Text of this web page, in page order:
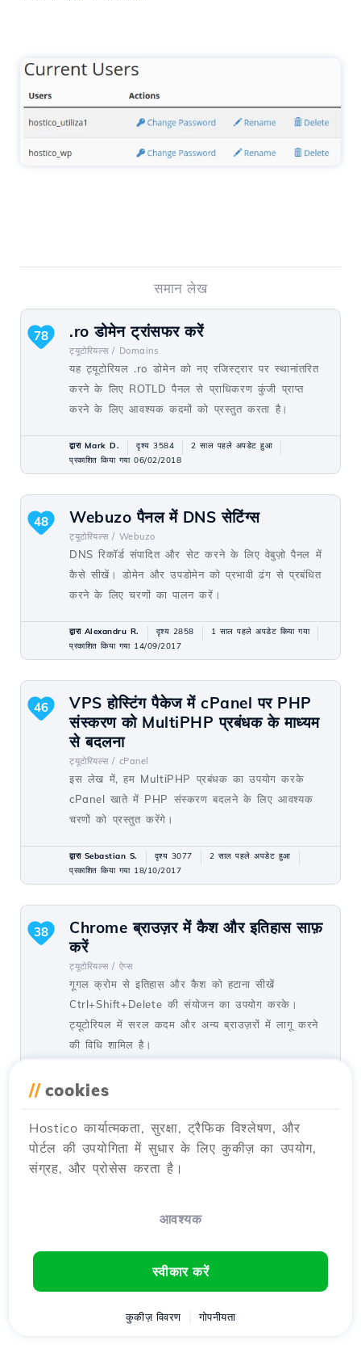
समान लेख
.ro डोमेन ट्रांसफर करें
ट्यूटोरियल्स / Domains
यह ट्यूटोरियल .ro डोमेन को नए रजिस्ट्रार पर स्थानांतरित
करने के लिए ROTLD पैनल से प्राधिकरण कुंजी प्राप्त
करने के लिए आवश्यक कदमों को प्रस्तुत करता है।
78
द्वारा Mark D. दृश्य 3584
2 साल पहले अपडेट हुआ
प्रकाशित किया गया 06/02/2018
Webuzo पैनल में DNS सेटिंग्स
ट्यूटोरियल्स / Webuzo
DNS रिकॉर्ड संपादित और सेट करने के लिए वेबुज़ो पैनल में
कैसे सीखें। डोमेन और उपडोमेन को प्रभावी ढंग से प्रबंधित
करने के लिए चरणों का पालन करें।
48
द्वारा Alexandru R. दृश्य 2858
1 साल पहले अपडेट किया गया
प्रकाशित किया गया 14/09/2017
VPS होस्टिंग पैकेज में cPanel पर PHP
संस्करण को MultiPHP प्रबंधक के माध्यम
से बदलना
ट्यूटोरियल्स / cPanel
इस लेख में, हम MultiPHP प्रबंधक का उपयोग करके
cPanel खाते में PHP संस्करण बदलने के लिए आवश्यक
चरणों को प्रस्तुत करेंगे।
46
द्वारा Sebastian S. दृश्य 3077
2 साल पहले अपडेट हुआ
प्रकाशित किया गया 18/10/2017
Chrome ब्राउज़र में कैश और इतिहास साफ़
करें
ट्यूटोरियल्स / ऐप्स
गूगल क्रोम से इतिहास और कैश को हटाना सीखें
Ctrl+Shift+Delete की संयोजन का उपयोग करके।
ट्यूटोरियल में सरल कदम और अन्य ब्राउज़रों में लागू करने
की विधि शामिल है।
38
द्वारा Florin P.
प्रकाशित किया गया 08/01/2018
होस्टिको सर्वर से आईपी को अनब्लॉक करना
ट्यूटोरियल्स / डेव
32
दृश्य 1548
1 साल पहले अपडेट किया गया
// cookies
Hostico कार्यात्मकता, सुरक्षा, ट्रैफिक विश्लेषण, और
पोर्टल की उपयोगिता में सुधार के लिए कुकीज़ का उपयोग,
संग्रह, और प्रोसेस करता है।
आवश्यक
स्वीकार करें
कुकीज़ विवरण गोपनीयता